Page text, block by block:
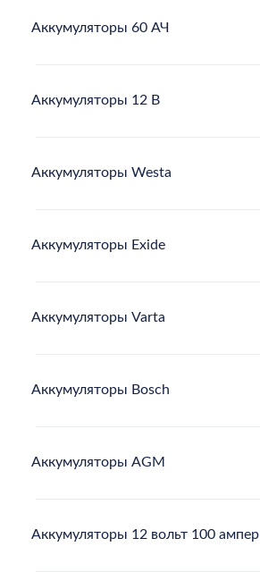
Аккумуляторы 60 АЧ
Аккумуляторы 12 В
Аккумуляторы Westa
Аккумуляторы Exide
Аккумуляторы Varta
Аккумуляторы Bosch
Аккумуляторы AGM
Аккумуляторы 12 вольт 100 ампер